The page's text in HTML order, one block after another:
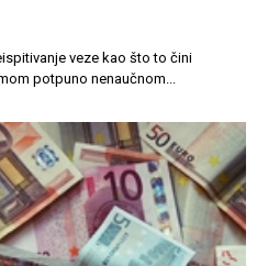
veze kao što to čini
potpuno nenaučnom...